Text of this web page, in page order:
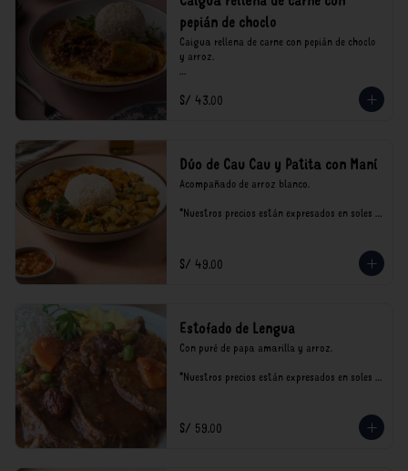
pepián de choclo
Caigua rellena de carne con pepián de choclo
y arroz.
*Nuestros precios están expresados en soles e
incluyen impuestos de ley y recargo al
S/ 43.00
Dúo de Cau Cau y Patita con Maní
Acompañado de arroz blanco.
*Nuestros precios están expresados en soles e
S/ 49.00
Estofado de Lengua
Con puré de papa amarilla y arroz.
*Nuestros precios están expresados en soles e
S/ 59.00